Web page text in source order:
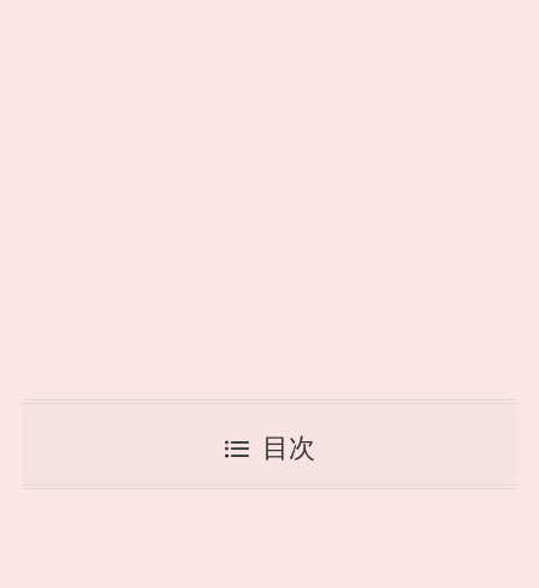
目次